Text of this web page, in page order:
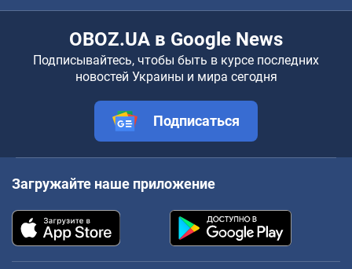
OBOZ.UA в Google News
Подписывайтесь, чтобы быть в курсе последних
новостей Украины и мира сегодня
Подписаться
Загружайте наше приложение